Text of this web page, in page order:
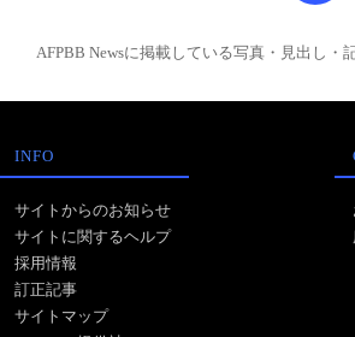
AFPBB Newsに掲載している写真・見出し・
INFO
サイトからのお知らせ
サイトに関するヘルプ
採用情報
訂正記事
サイトマップ